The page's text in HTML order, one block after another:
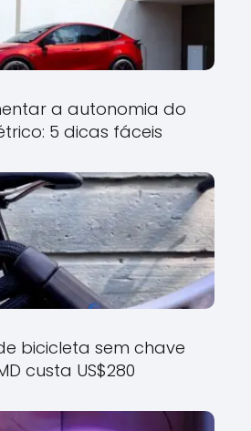
a autonomia do
5 dicas fáceis
bicicleta sem chave
custa US$280